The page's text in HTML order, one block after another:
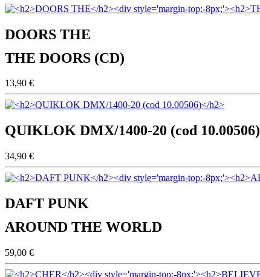
DOORS THE
THE DOORS (CD)
13,90 €
QUIKLOK DMX/1400-20 (cod 10.00506)
34,90 €
DAFT PUNK
AROUND THE WORLD
59,00 €